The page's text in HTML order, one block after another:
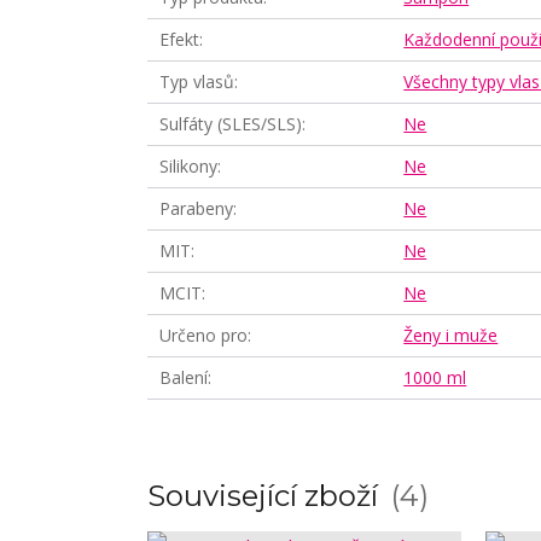
Efekt
Každodenní
Typ vlasů
Všechny typy
Sulfáty (SLES/SLS)
Ne
Silikony
Ne
Parabeny
Ne
MIT
Ne
MCIT
Ne
Určeno pro
Ženy i muže
Balení
1000 ml
Související zboží 4